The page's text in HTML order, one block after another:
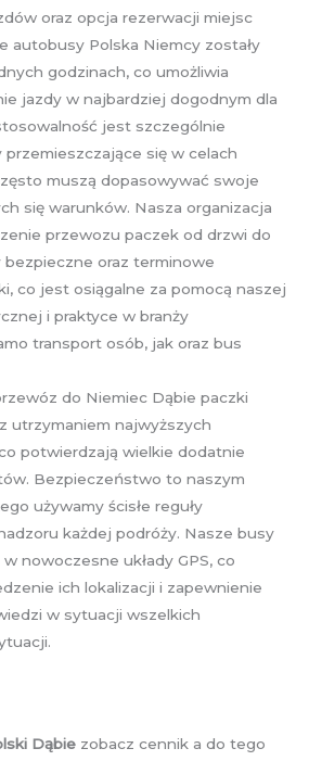
oraz opcja rezerwacji miejsc
autobusy Polska Niemcy zostały
godzinach, co umożliwia
jazdy w najbardziej dogodnym dla
jest szczególnie
się w celach
muszą dopasowywać swoje
się warunków. Nasza organizacja
przewozu paczek od drzwi do
bezpieczne oraz terminowe
co jest osiągalne za pomocą naszej
i praktyce w branży
transport osób, jak oraz bus
do Niemiec Dąbie paczki
utrzymaniem najwyższych
potwierdzają wielkie dodatnie
Bezpieczeństwo to naszym
używamy ścisłe reguły
każdej podróży. Nasze busy
nowoczesne układy GPS, co
ich lokalizacji i zapewnienie
w sytuacji wszelkich
Dąbie zobacz cennik a do tego